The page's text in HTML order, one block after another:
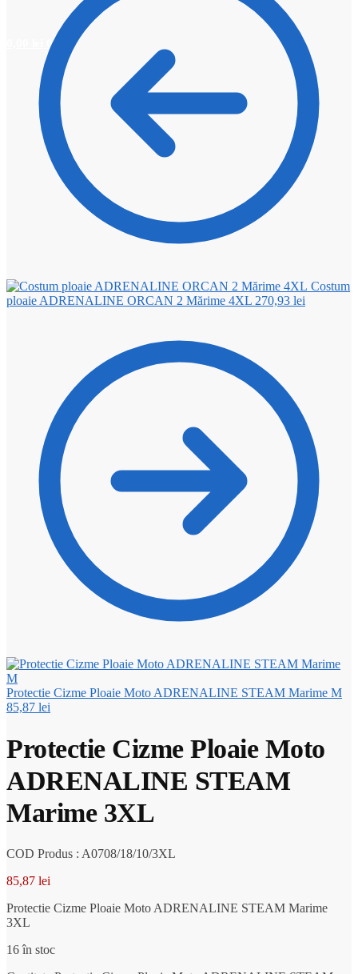
0
Costum
ploaie ADRENALINE ORCAN 2 Mărime 4XL 270,93 lei
Protectie Cizme Ploaie Moto ADRENALINE STEAM Marime M
85,87 lei
Protectie Cizme Ploaie Moto
ADRENALINE STEAM
Marime 3XL
COD Produs : A0708/18/10/3XL
85,87 lei
Protectie Cizme Ploaie Moto ADRENALINE STEAM Marime
3XL
16 în stoc